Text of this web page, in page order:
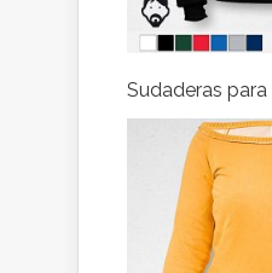
Sudaderas para